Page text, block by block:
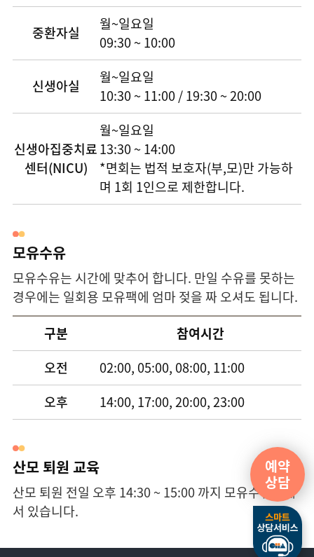
중환자실
월~일요일
09:30 ~ 10:00
신생아실
월~일요일
10:30 ~ 11:00 / 19:30 ~ 20:00
신생아집중치료
센터(NICU)
월~일요일
13:30 ~ 14:00
*면회는 법적 보호자(부,모)만 가능하
며 1회 1인으로 제한합니다.
모유수유
모유수유는 시간에 맞추어 합니다. 만일 수유를 못하는
경우에는 일회용 모유팩에 엄마 젖을 짜 오셔도 됩니다.
구분
참여시간
오전
02:00, 05:00, 08:00, 11:00
오후
14:00, 17:00, 20:00, 23:00
산모 퇴원 교육
산모 퇴원 전일 오후 14:30 ~ 15:00 까지 모유수유실에
서 있습니다.
예약
상담